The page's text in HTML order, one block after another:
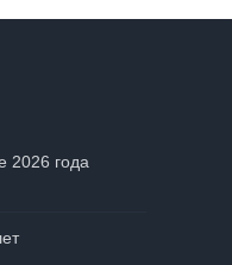
2026 года